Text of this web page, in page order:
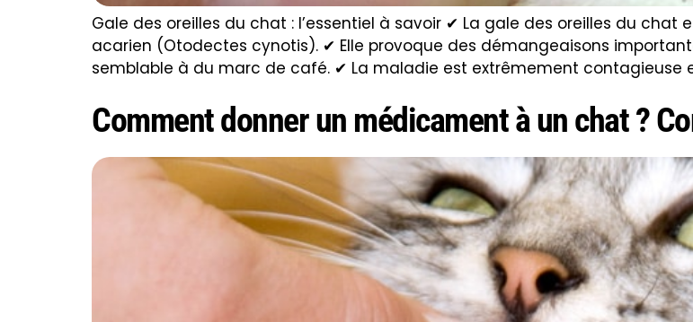
Gale des oreilles du chat : l’essentiel à savoir ✔ La gale des oreilles du
acarien (Otodectes cynotis). ✔ Elle provoque des démangeaisons
semblable à du marc de café. ✔ La maladie est extrêmement contagieuse
Comment donner un médicament à un chat ?